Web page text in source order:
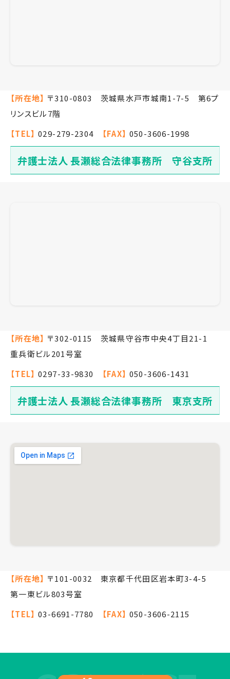
【所在地】 〒310-0803 茨城県水戸市城南1-7-5 第6プ
リンスビル7階
【TEL】 029-279-2304 【FAX】 050-3606-1998
弁護士法人 長瀬総合法律事務所 守谷支所
【所在地】 〒302-0115 茨城県守谷市中央4丁目21-1
重兵衛ビル201号室
【TEL】 0297-33-9830 【FAX】 050-3606-1431
弁護士法人 長瀬総合法律事務所 東京支所
【所在地】 〒101-0032 東京都千代田区岩本町3-4-5
第一東ビル803号室
【TEL】 03-6691-7780 【FAX】 050-3606-2115